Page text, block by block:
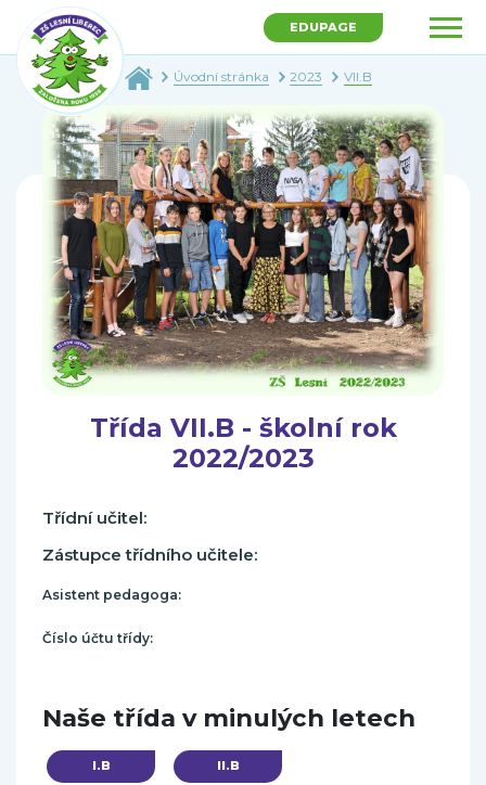
EDUPAGE
Úvodní stránka 2023 VII.B
Třída VII.B - školní rok
2022/2023
Třídní učitel:
Zástupce třídního učitele:
Asistent pedagoga:
Číslo účtu třídy:
Naše třída v minulých letech
I.B II.B